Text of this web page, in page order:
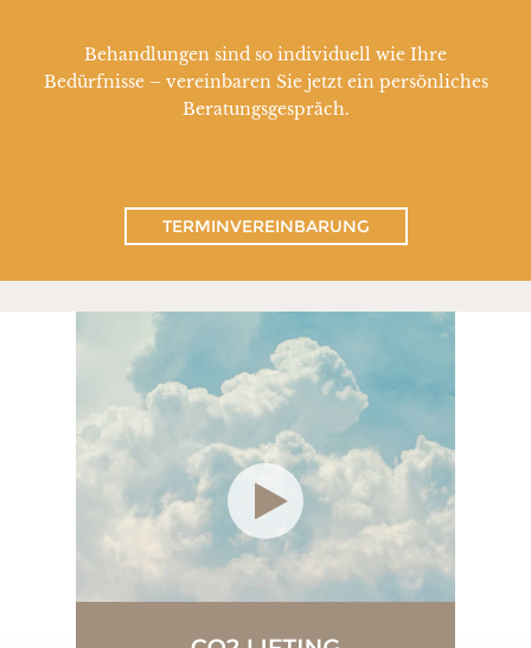
Behandlungen sind so individuell wie Ihre
Bedürfnisse – vereinbaren Sie jetzt ein persönliches
Beratungsgespräch.
TERMINVEREINBARUNG